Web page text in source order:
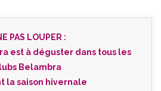
PAS LOUPER :
est à déguster dans tous les
Belambra
la saison hivernale